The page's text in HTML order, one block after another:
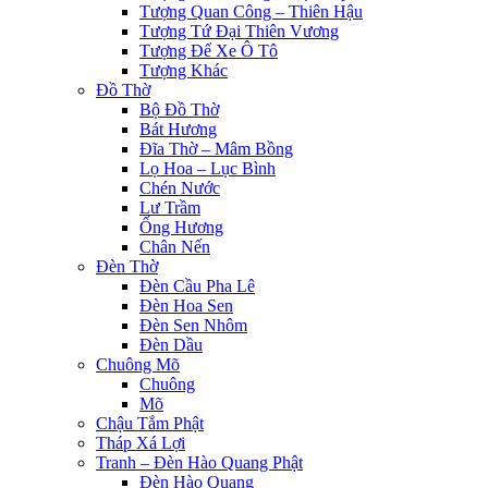
Tượng Quan Công – Thiên Hậu
Tượng Tứ Đại Thiên Vương
Tượng Để Xe Ô Tô
Tượng Khác
Đồ Thờ
Bộ Đồ Thờ
Bát Hương
Đĩa Thờ – Mâm Bồng
Lọ Hoa – Lục Bình
Chén Nước
Lư Trầm
Ống Hương
Chân Nến
Đèn Thờ
Đèn Cầu Pha Lê
Đèn Hoa Sen
Đèn Sen Nhôm
Đèn Dầu
Chuông Mõ
Chuông
Mõ
Chậu Tắm Phật
Tháp Xá Lợi
Tranh – Đèn Hào Quang Phật
Đèn Hào Quang